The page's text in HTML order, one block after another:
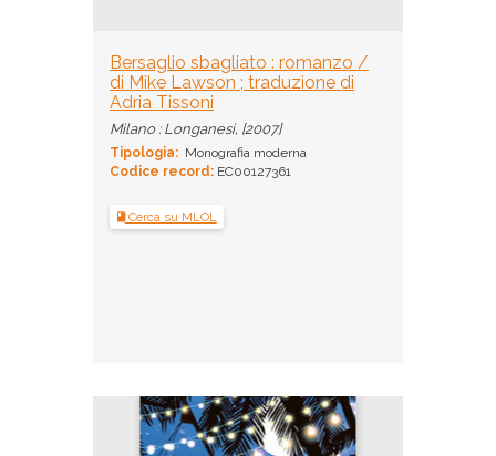
Bersaglio sbagliato : romanzo /
di Mike Lawson ; traduzione di
Adria Tissoni
Milano : Longanesi, [2007]
Tipologia: Monografia moderna
Codice record: EC00127361
Cerca su MLOL